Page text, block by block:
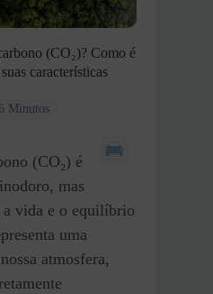
(CO₂)? Como é
características
Minutos
(CO₂) é
mas
a vida e o equilíbrio
uma
atmosfera,